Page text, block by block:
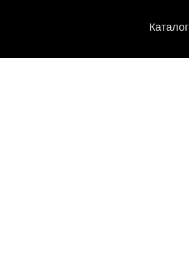
Каталог